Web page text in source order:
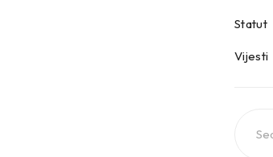
Statut
Vijesti